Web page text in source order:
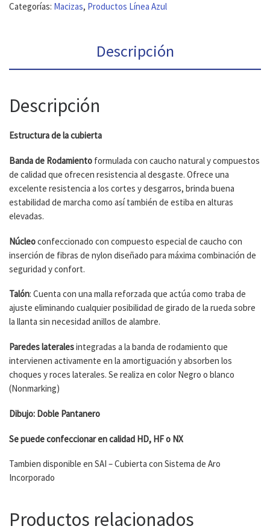
Categorías: Macizas, Productos Línea Azul
Descripción
Descripción
Estructura de la cubierta
Banda de Rodamiento formulada con caucho natural y compuestos
de calidad que ofrecen resistencia al desgaste. Ofrece una
excelente resistencia a los cortes y desgarros, brinda buena
estabilidad de marcha como así también de estiba en alturas
elevadas.
Núcleoconfeccionado con compuesto especial de caucho con
inserción de fibras de nylon diseñado para máxima combinación de
seguridad y confort.
Talón: Cuenta con una malla reforzada que actúa como traba de
ajuste eliminando cualquier posibilidad de girado de la rueda sobre
la llanta sin necesidad anillos de alambre.
Paredes lateralesintegradas a la banda de rodamiento que
intervienen activamente en la amortiguación y absorben los
choques y roces laterales. Se realiza en color Negro o blanco
(Nonmarking)
Dibujo: Doble Pantanero
Se puede confeccionar en calidad HD, HF o NX
Tambien disponible en SAI – Cubierta con Sistema de Aro
Incorporado
Productos relacionados